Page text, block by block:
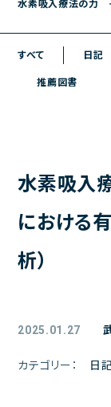
各種予
ご予約
アクセス
よくあ
お問い
すべて 日記
推薦図書
水素吸入
における
析）
2025.01.27
カテゴリー： 日